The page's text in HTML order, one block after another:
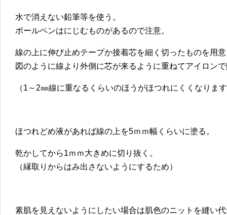
水で消えない鉛筆等を使う。
ボールペンはにじむものがあるので注意。
線の上に伸び止めテープか接着芯を細く切ったものを用
図のように線より外側に芯が来るように重ねてアイロン
（1～2㎜線に重なるくらいのほうがほつれにくくなりま
ほつれどめ液があれば線の上を5ｍｍ幅くらいに塗る。
乾かしてから1ｍｍ大きめに切り抜く。
（縁取りからはみ出さないようにするため）
素肌を見えないようにしたい場合は肌色のニットを縫い